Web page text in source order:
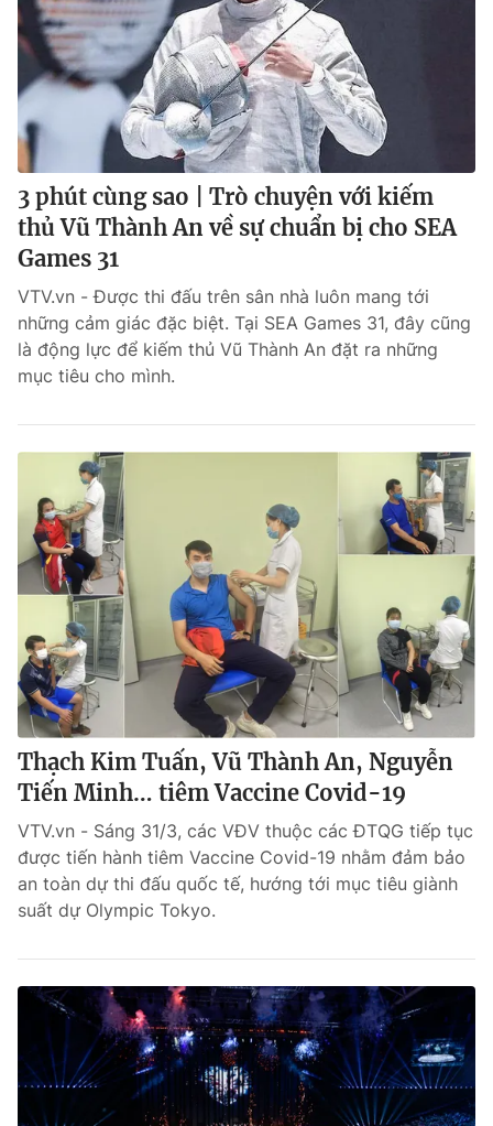
3 phút cùng sao | Trò chuyện với kiếm
thủ Vũ Thành An về sự chuẩn bị cho SEA
Games 31
VTV.vn - Được thi đấu trên sân nhà luôn mang tới
những cảm giác đặc biệt. Tại SEA Games 31, đây cũng
là động lực để kiếm thủ Vũ Thành An đặt ra những
mục tiêu cho mình.
Thạch Kim Tuấn, Vũ Thành An, Nguyễn
Tiến Minh… tiêm Vaccine Covid-19
VTV.vn - Sáng 31/3, các VĐV thuộc các ĐTQG tiếp tục
được tiến hành tiêm Vaccine Covid-19 nhằm đảm bảo
an toàn dự thi đấu quốc tế, hướng tới mục tiêu giành
suất dự Olympic Tokyo.